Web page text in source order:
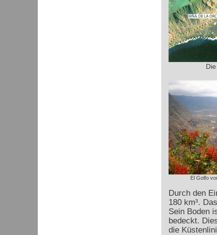
El Golfo
Durch den
180 km³.
Sein Boden
bedeckt.
die